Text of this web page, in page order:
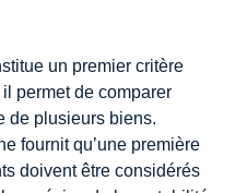
un premier critère
permet de comparer
de plusieurs biens.
fournit qu’une première
doivent être considérés